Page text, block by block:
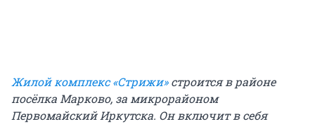
Жилой комплекс «Стрижи»строится в районе
посёлка Марково, за микрорайоном
Первомайский Иркутска. Он включит в себя